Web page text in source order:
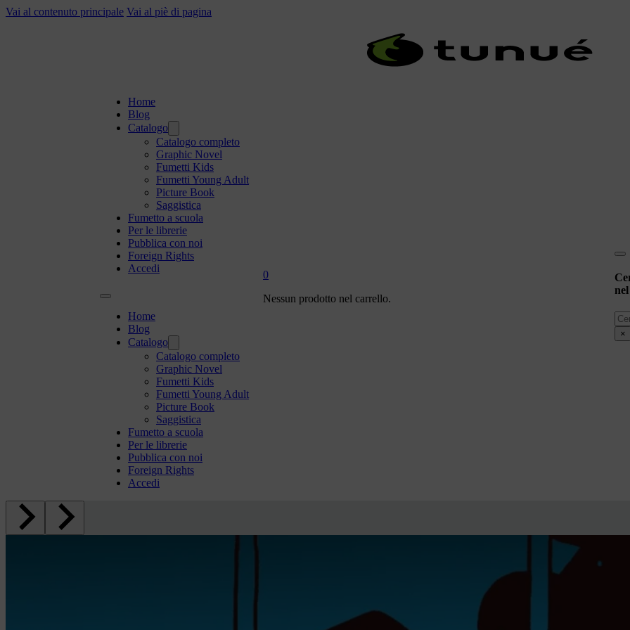
Vai al contenuto principale Vai al piè di pagina
Home
Blog
Catalogo
Catalogo completo
Graphic Novel
Fumetti Kids
Fumetti Young Adult
Picture Book
Saggistica
Fumetto a scuola
Per le librerie
Pubblica con noi
Foreign Rights
Accedi
Home
Blog
Catalogo
Catalogo completo
Graphic Novel
Fumetti Kids
Fumetti Young Adult
Picture Book
Saggistica
Fumetto a scuola
Per le librerie
Pubblica con noi
Foreign Rights
Accedi
0
Nessun prodotto nel carrello.
×